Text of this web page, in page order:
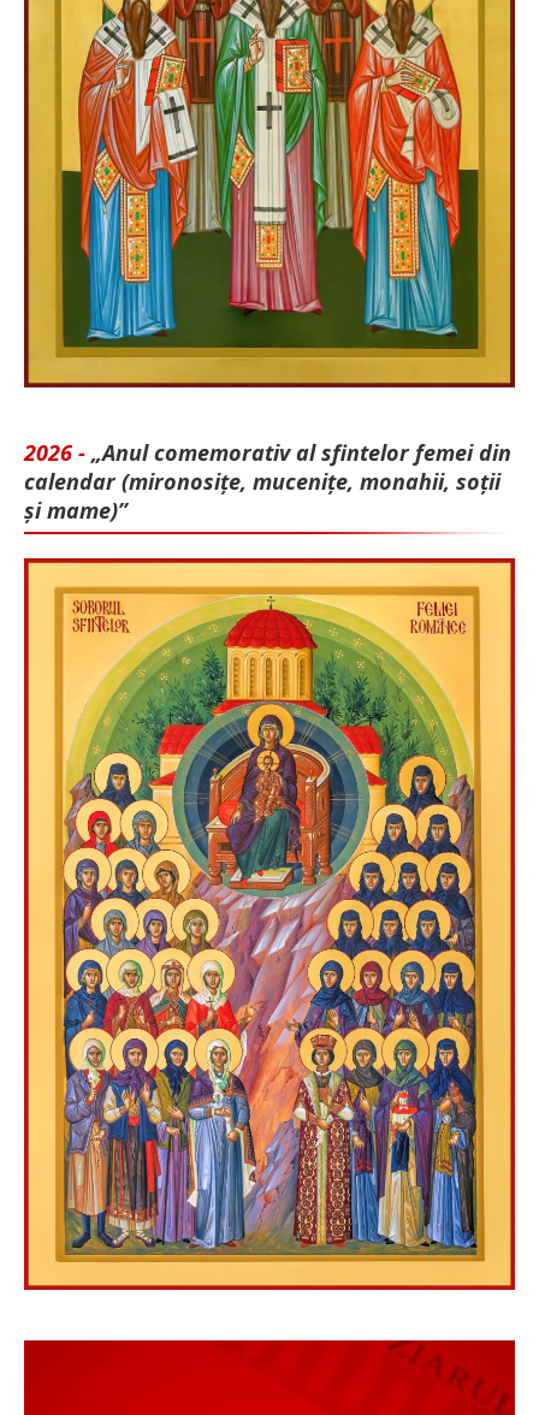
2026 - „Anul comemorativ al sfintelor femei din
calendar (mironosițe, mu­cenițe, monahii, soții
și mame)”